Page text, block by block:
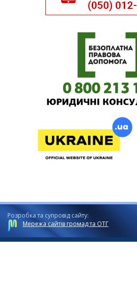
Розробка та супровід сайту:
Мережа сайтів громад та ОТГ